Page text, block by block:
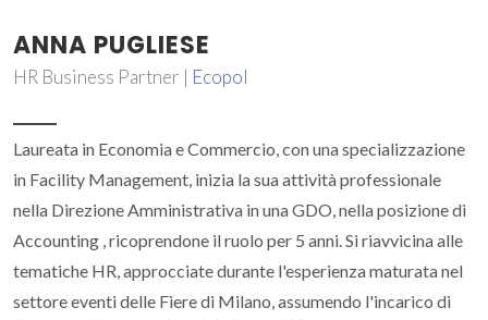
ANNA PUGLIESE
HR Business Partner | Ecopol
Laureata in Economia e Commercio, con una specializzazione
in Facility Management, inizia la sua attività professionale
nella Direzione Amministrativa in una GDO, nella posizione di
Accounting , ricoprendone il ruolo per 5 anni. Si riavvicina alle
tematiche HR, approcciate durante l'esperienza maturata nel
settore eventi delle Fiere di Milano, assumendo l'incarico di